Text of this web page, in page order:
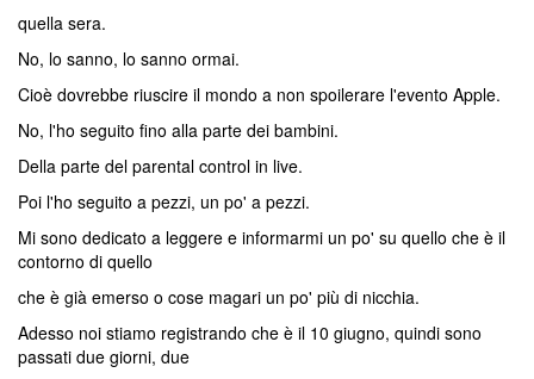
quella sera.
No, lo sanno, lo sanno ormai.
Cioè dovrebbe riuscire il mondo a non spoilerare l'evento Apple.
No, l'ho seguito fino alla parte dei bambini.
Della parte del parental control in live.
Poi l'ho seguito a pezzi, un po' a pezzi.
Mi sono dedicato a leggere e informarmi un po' su quello che è il
contorno di quello
che è già emerso o cose magari un po' più di nicchia.
Adesso noi stiamo registrando che è il 10 giugno, quindi sono
passati due giorni, due